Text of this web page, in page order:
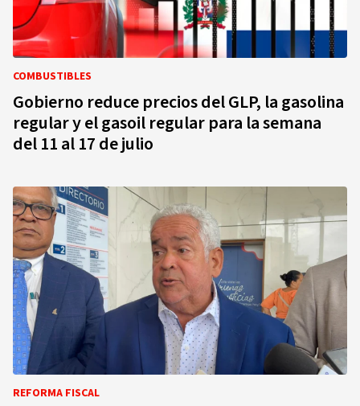
COMBUSTIBLES
Gobierno reduce precios del GLP, la gasolina
regular y el gasoil regular para la semana
del 11 al 17 de julio
REFORMA FISCAL